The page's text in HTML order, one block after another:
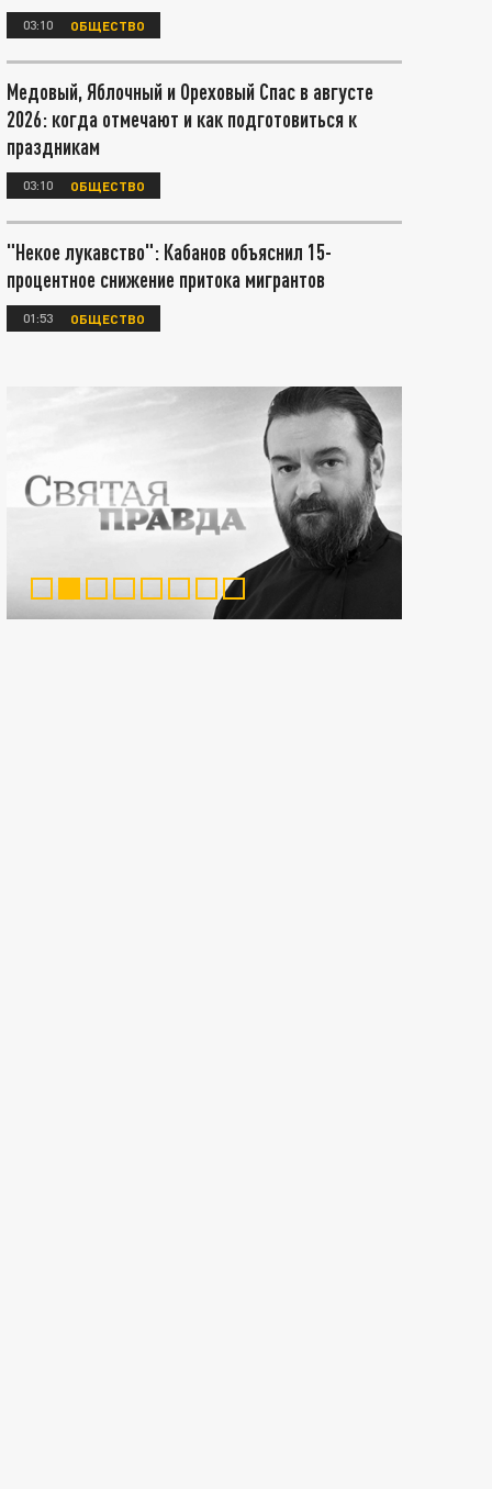
03:10 ОБЩЕСТВО
Медовый, Яблочный и Ореховый Спас в августе
2026: когда отмечают и как подготовиться к
праздникам
03:10 ОБЩЕСТВО
"Некое лукавство": Кабанов объяснил 15-
процентное снижение притока мигрантов
01:53 ОБЩЕСТВО